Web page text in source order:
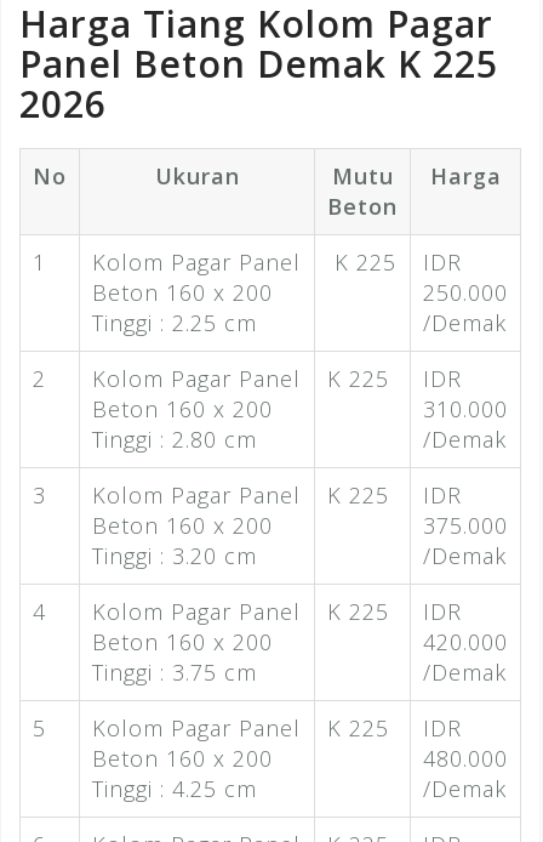
Harga Tiang Kolom Pagar
Panel Beton Demak K 225
2026
No Ukuran
Mutu
Beton
Harga
1
Kolom Pagar Panel
Beton 160 x 200
Tinggi : 2.25 cm
K 225
IDR
250.000
/Demak
2
Kolom Pagar Panel
Beton 160 x 200
Tinggi : 2.80 cm
K 225
IDR
310.000
/Demak
3
Kolom Pagar Panel
Beton 160 x 200
Tinggi : 3.20 cm
K 225
IDR
375.000
/Demak
4
Kolom Pagar Panel
Beton 160 x 200
Tinggi : 3.75 cm
K 225
IDR
420.000
/Demak
5
Kolom Pagar Panel
Beton 160 x 200
Tinggi : 4.25 cm
K 225
IDR
480.000
/Demak